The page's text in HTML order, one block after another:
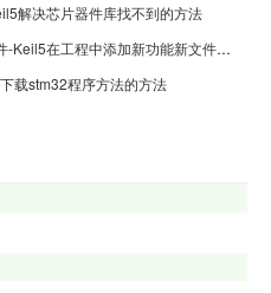
解决芯片器件库找不到的方法
Keil5怎么在工程中添加新功能新文件-Keil5在工程中添加新功能新文件的方法
载stm32程序方法的方法